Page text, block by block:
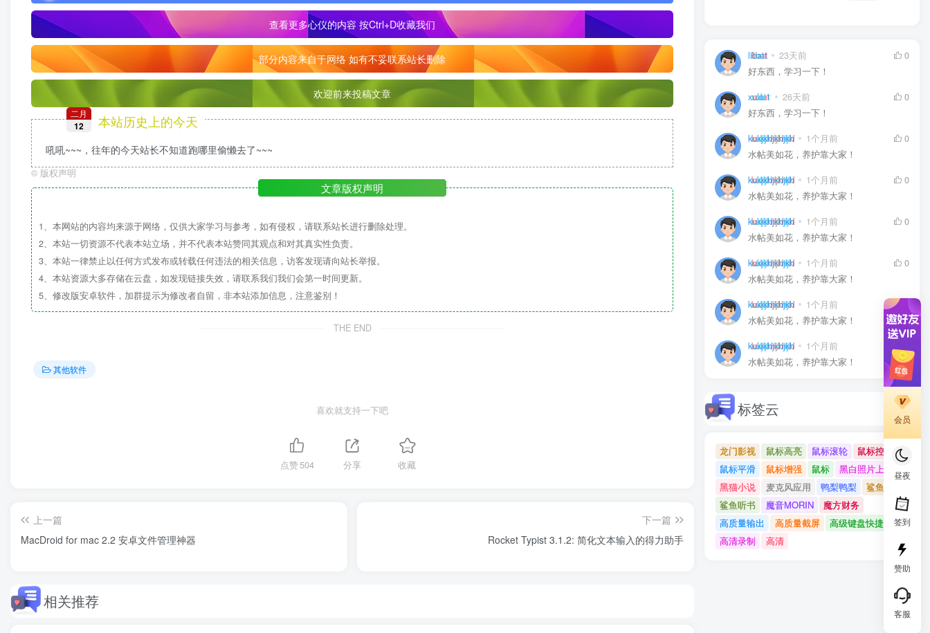
查看更多心仪的内容 按Ctrl+D收藏我们
部分内容来自于网络 如有不妥联系站长删除
欢迎前来投稿文章
二月
12 本站历史上的今天
吼吼~~~，往年的今天站长不知道跑哪里偷懒去了~~~
© 版权声明
文章版权声明
1、本网站的内容均来源于网络，仅供大家学习与参考，如有侵权，请联系站长进行删除处理。
2、本站一切资源不代表本站立场，并不代表本站赞同其观点和对其真实性负责。
3、本站一律禁止以任何方式发布或转载任何违法的相关信息，访客发现请向站长举报。
4、本站资源大多存储在云盘，如发现链接失效，请联系我们我们会第一时间更新。
5、修改版安卓软件，加群提示为修改者自留，非本站添加信息，注意鉴别！
THE END
其他软件
喜欢就支持一下吧
点赞504 分享 收藏
上一篇
MacDroid for mac 2.2 安卓文件管理神器
下一篇
Rocket Typist 3.1.2: 简化文本输入的得力助手
相关推荐
libatt 23天前
0
好东西，学习一下！
xulai1 26天前
0
好东西，学习一下！
kukjkhjkhjkh 1个月前
0
水帖美如花，养护靠大家！
kukjkhjkhjkh 1个月前
0
水帖美如花，养护靠大家！
kukjkhjkhjkh 1个月前
0
水帖美如花，养护靠大家！
kukjkhjkhjkh 1个月前
0
水帖美如花，养护靠大家！
kukjkhjkhjkh 1个月前
0
水帖美如花，养护靠大家！
kukjkhjkhjkh 1个月前
水帖美如花，养护靠大家！
标签云
龙门影视 鼠标高亮 鼠标滚轮
鼠标控制
鼠标平滑
鼠标增强 鼠标
黑白照片上色
黑猫小说
麦克风应用 鸭梨鸭梨
鲨鱼记账
鲨鱼听书
魔音MORIN
魔方财务
高质量输出
高质量截屏
高级键盘快捷键
高清录制
高清
会员
昼夜
签到
赞助
客服